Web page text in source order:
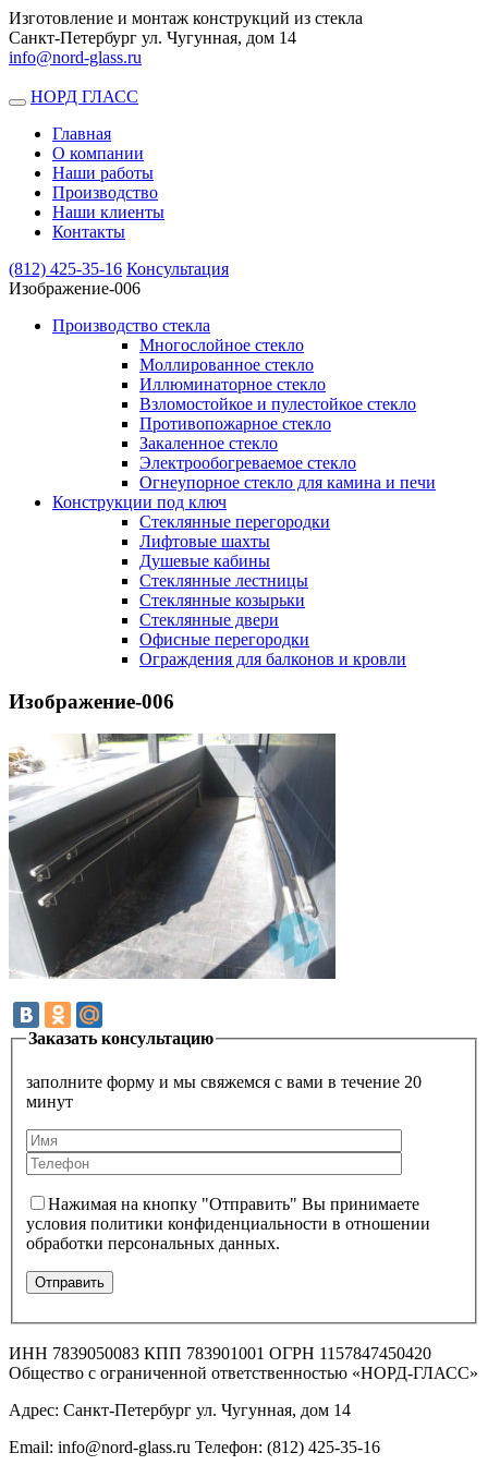
Изготовление и монтаж конструкций из стекла
Санкт-Петербург ул. Чугунная, дом 14
info@nord-glass.ru
Toggle
navigation
НОРД ГЛАСС
Главная
О компании
Наши работы
Производство
Наши клиенты
Контакты
(812) 425-35-16 Консультация
Изображение-006
Производство стекла
Многослойное стекло
Моллированное стекло
Иллюминаторное стекло
Взломостойкое и пулестойкое стекло
Противопожарное стекло
Закаленное стекло
Электрообогреваемое стекло
Огнеупорное стекло для камина и печи
Конструкции под ключ
Стеклянные перегородки
Лифтовые шахты
Душевые кабины
Cтеклянные лестницы
Cтеклянные козырьки
Cтеклянные двери
Офисные перегородки
Ограждения для балконов и кровли
Изображение-006
Заказать консультацию
заполните форму и мы свяжемся с вами в течение 20
минут
Нажимая на кнопку "Отправить" Вы принимаете
условия политики конфиденциальности в отношении
обработки персональных данных.
ИНН 7839050083 КПП 783901001 ОГРН 1157847450420
Общество с ограниченной ответственностью «НОРД-ГЛАСС»
Адрес: Санкт-Петербург ул. Чугунная, дом 14
Email: info@nord-glass.ru Телефон: (812) 425-35-16